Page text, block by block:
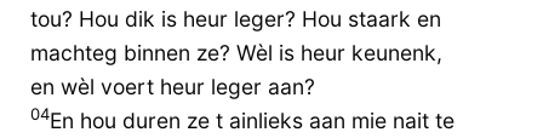
tou? Hou dik is heur leger? Hou staark en
machteg binnen ze? Wèl is heur keunenk,
en wèl voert heur leger aan?
04En hou duren ze t ainlieks aan mie nait te